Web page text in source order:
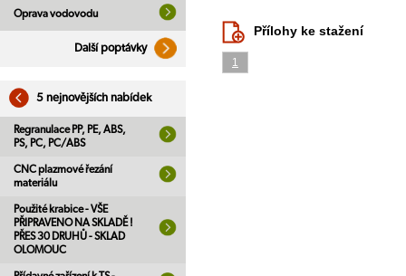
Oprava vodovodu
Další poptávky
5 nejnovějších nabídek
Regranulace PP, PE, ABS,
PS, PC, PC/ABS
CNC plazmové řezání
materiálu
Použité krabice - VŠE
PŘIPRAVENO NA SKLADĚ !
PŘES 30 DRUHŮ - SKLAD
OLOMOUC
Přílohy ke stažení
1